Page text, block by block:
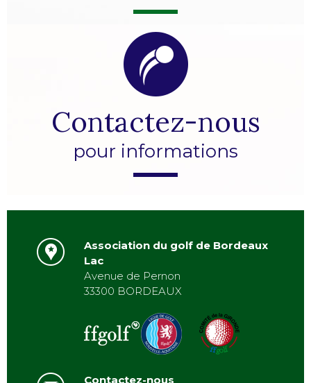
Contactez-nous
pour informations
Association du golf de Bordeaux
Lac
Avenue de Pernon
33300 BORDEAUX
Contactez-nous